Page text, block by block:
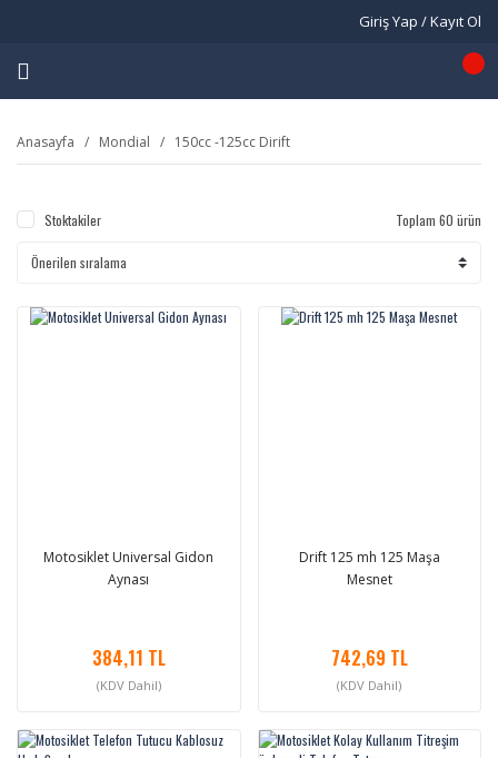
Giriş Yap / Kayıt Ol
Anasayfa Mondial 150cc -125cc Dirift
Stoktakiler Toplam 60 ürün
Motosiklet Universal Gidon
Aynası
384,11 TL
(KDV Dahil)
Drift 125 mh 125 Maşa
Mesnet
742,69 TL
(KDV Dahil)